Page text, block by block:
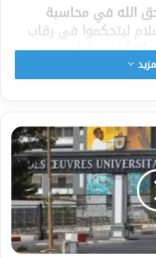
الله في محاسبة
ليتحكموا في رقاب
على الناس يصدرون
وهم لايعلمون, إ نهم
من المشركين
جعلوا أنفسهم
وذلك الموقف
وحسابهم
بما ارتكبوه من معصية
الحمراء التي وردت
الله وآياته لا تحتاج
.
وصادقة لا لبس